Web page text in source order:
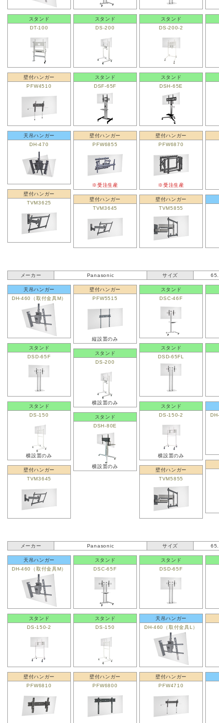
スタンド
DT-100
スタンド
DS-200
スタンド
DS-200-2
壁付ハンガー
PFW4510
スタンド
DSF-65F
スタンド
DSH-65E
天吊ハンガー
DH-470
壁付ハンガー
PFW6855
※受注生産
壁付ハンガー
PFW6870
※受注生産
壁付ハンガー
TVM3625
壁付ハンガー
TVM3645
壁付ハンガー
TVM5855
メーカー Panasonic サイズ
天吊ハンガー
DH-460（取付金具M）
壁付ハンガー
PFW5515
縦設置のみ
スタンド
DSC-46F
スタンド
DSD-65F
スタンド
DSD-65FL
スタンド
DS-200
横設置のみ
スタンド
DS-150
横設置のみ
スタンド
DS-150-2
横設置のみ
スタンド
DSH-80E
横設置のみ
壁付ハンガー
TVM3645
壁付ハンガー
TVM5855
メーカー Panasonic サイズ
天吊ハンガー
DH-460（取付金具M）
スタンド
DSC-65F
スタンド
DSD-65F
スタンド
DS-150-2
スタンド
DS-150
天吊ハンガー
DH-460（取付金具L）
壁付ハンガー
PFW6810
壁付ハンガー
PFW6800
壁付ハンガー
PFW4710